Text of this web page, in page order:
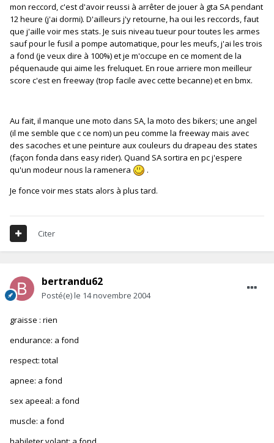
mon reccord, c'est d'avoir reussi à arrêter de jouer à gta SA pendant
12 heure (j'ai dormi). D'ailleurs j'y retourne, ha oui les reccords, faut
que j'aille voir mes stats. Je suis niveau tueur pour toutes les armes
sauf pour le fusil a pompe automatique, pour les meufs, j'ai les trois
a fond (je veux dire à 100%) et je m'occupe en ce moment de la
péquenaude qui aime les freluquet. En roue arriere mon meilleur
score c'est en freeway (trop facile avec cette becanne) et en bmx.
Au fait, il manque une moto dans SA, la moto des bikers; une angel
(il me semble que c ce nom) un peu comme la freeway mais avec
des sacoches et une peinture aux couleurs du drapeau des states
(façon fonda dans easy rider). Quand SA sortira en pc j'espere
qu'un modeur nous la ramenera
.
Je fonce voir mes stats alors à plus tard.
Citer
bertrandu62
Posté(e)le 14 novembre 2004
graisse : rien
endurance: a fond
respect: total
apnee: a fond
sex apeeal: a fond
muscle: a fond